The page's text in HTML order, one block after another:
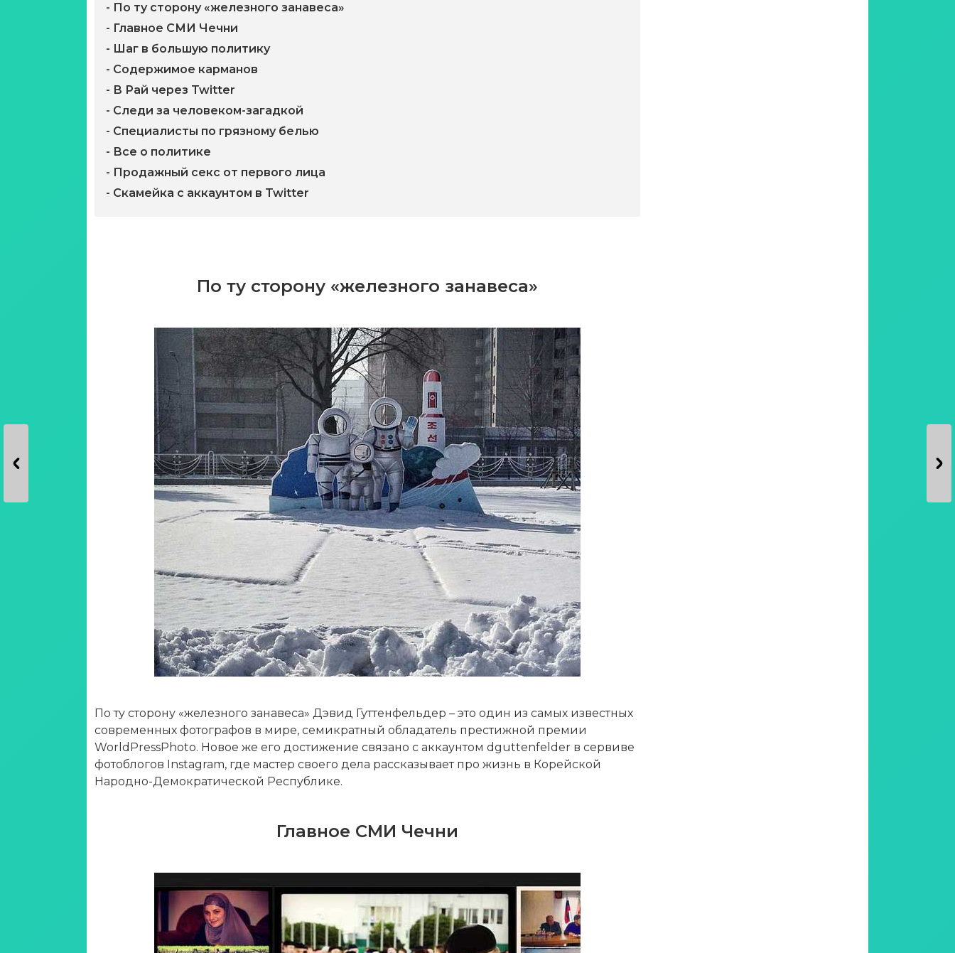
- По ту сторону «железного занавеса»
- Главное СМИ Чечни
- Шаг в большую политику
- Содержимое карманов
- В Рай через Twitter
- Следи за человеком-загадкой
- Специалисты по грязному белью
- Все о политике
- Продажный секс от первого лица
- Скамейка с аккаунтом в Twitter
По ту сторону «железного занавеса»
По ту сторону «железного занавеса» Дэвид Гуттенфельдер – это один из самых известных
современных фотографов в мире, семикратный обладатель престижной премии
WorldPressPhoto. Новое же его достижение связано с аккаунтом dguttenfelder в сервиве
фотоблогов Instagram, где мастер своего дела рассказывает про жизнь в Корейской
Народно-Демократической Республике.
Главное СМИ Чечни